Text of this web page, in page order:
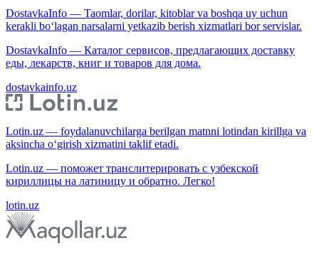
DostavkaInfo — Taomlar, dorilar, kitoblar va boshqa uy uchun
kerakli bo‘lagan narsalarni yetkazib berish xizmatlari bor servislar.
DostavkaInfo — Каталог сервисов, предлагающих доставку
еды, лекарств, книг и товаров для дома.
dostavkainfo.uz
Lotin.uz — foydalanuvchilarga berilgan matnni lotindan kirillga va
aksincha o‘girish xizmatini taklif etadi.
Lotin.uz — поможет транслитерировать с узбекской
кириллицы на латиницу и обратно. Легко!
lotin.uz